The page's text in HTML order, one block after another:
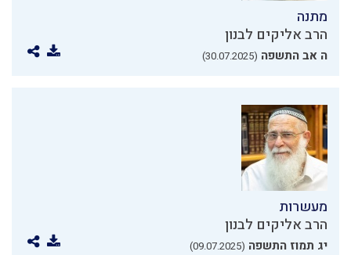
מתנה
הרב אליקים לבנון
ה אב התשפה (30.07.2025)
מעשרות
הרב אליקים לבנון
יג תמוז התשפה (09.07.2025)